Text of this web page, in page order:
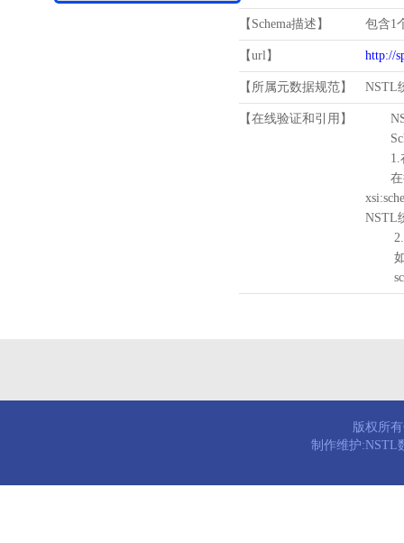
【Schema描述】 包含1
【url】 http://
【所属元数据规范】 NSTL
【在线验证和引用】
1.
在待
NSTL
2.
如需
版权所
制作维护:NSTL